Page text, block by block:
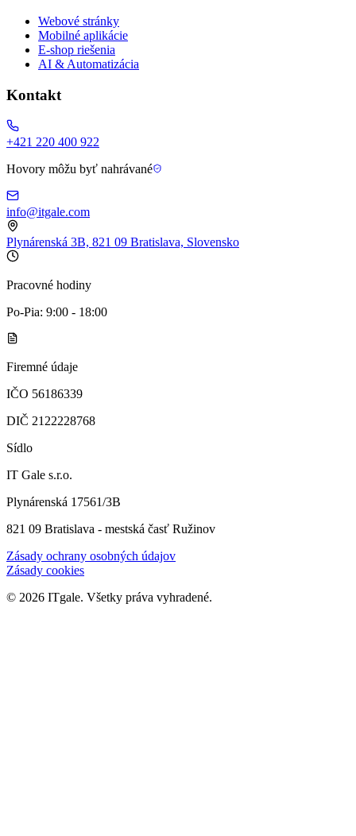
Webové stránky
Mobilné aplikácie
E-shop riešenia
AI & Automatizácia
Kontakt
+421 220 400 922
Hovory môžu byť nahrávané
info@itgale.com
Plynárenská 3B, 821 09 Bratislava, Slovensko
Pracovné hodiny
Po-Pia: 9:00 - 18:00
Firemné údaje
IČO 56186339
DIČ 2122228768
Sídlo
IT Gale s.r.o.
Plynárenská 17561/3B
821 09 Bratislava - mestská časť Ružinov
Zásady ochrany osobných údajov
Zásady cookies
© 2026 ITgale. Všetky práva vyhradené.